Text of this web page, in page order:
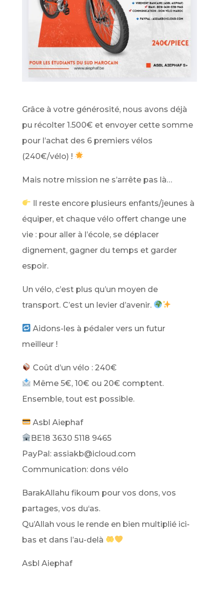
Grâce à votre générosité, nous avons déjà
pu récolter 1.500€ et envoyer cette somme
pour l’achat des 6 premiers vélos
(240€/vélo) !
Mais notre mission ne s’arrête pas là…
Il reste encore plusieurs enfants/jeunes à
équiper, et chaque vélo offert change une
vie : pour aller à l’école, se déplacer
dignement, gagner du temps et garder
espoir.
Un vélo, c’est plus qu’un moyen de
transport. C’est un levier d’avenir.
Aidons-les à pédaler vers un futur
meilleur !
Coût d’un vélo : 240€
Même 5€, 10€ ou 20€ comptent.
Ensemble, tout est possible.
Asbl Aiephaf
BE18 3630 5118 9465
PayPal: assiakb@icloud.com
Communication: dons vélo
BarakAllahu fikoum pour vos dons, vos
partages, vos du‘as.
Qu’Allah vous le rende en bien multiplié ici-
bas et dans l’au-delà
Asbl Aiephaf